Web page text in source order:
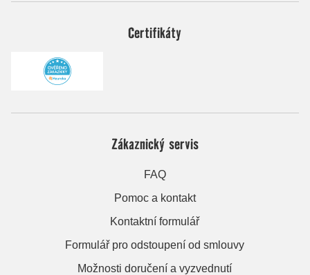
Certifikáty
Zákaznický servis
FAQ
Pomoc a kontakt
Kontaktní formulář
Formulář pro odstoupení od smlouvy
Možnosti doručení a vyzvednutí